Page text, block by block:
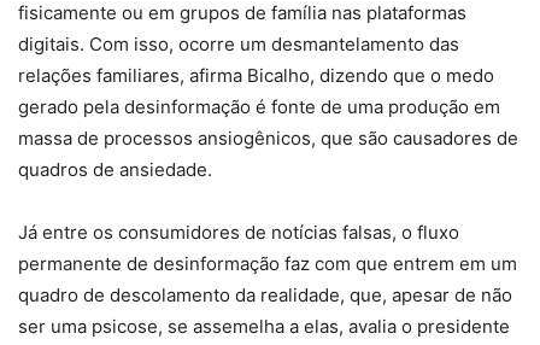
fisicamente ou em grupos de família nas plataformas
digitais. Com isso, ocorre um desmantelamento das
relações familiares, afirma Bicalho, dizendo que o medo
gerado pela desinformação é fonte de uma produção em
massa de processos ansiogênicos, que são causadores de
quadros de ansiedade.
Já entre os consumidores de notícias falsas, o fluxo
permanente de desinformação faz com que entrem em um
quadro de descolamento da realidade, que, apesar de não
ser uma psicose, se assemelha a elas, avalia o presidente